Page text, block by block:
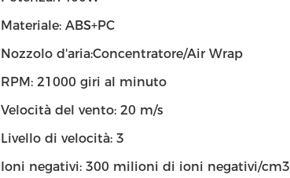
Materiale: ABS+PC
Nozzolo d'aria:Concentratore/Air Wrap
RPM: 21000 giri al minuto
Velocità del vento: 20 m/s
Livello di velocità: 3
Ioni negativi: 300 milioni di ioni negativi/cm3